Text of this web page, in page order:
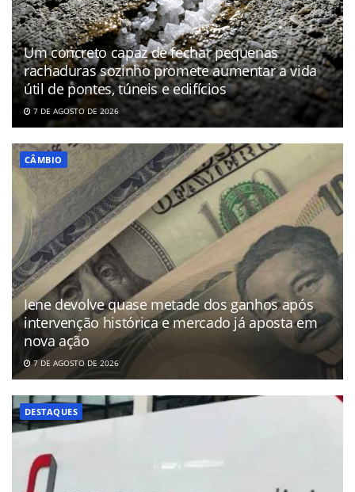
Um concreto capaz de fechar pequenas
rachaduras sozinho promete aumentar a vida
útil de pontes, túneis e edifícios
7 DE AGOSTO DE 2026
CÂMBIO
Iene devolve quase metade dos ganhos após
intervenção histórica e mercado já aposta em
nova ação
7 DE AGOSTO DE 2026
DESTAQUES